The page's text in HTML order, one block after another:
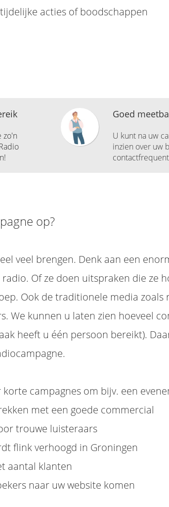
acties of boodschappen
zo'n
Goed
U kunt na uw
inzien over uw
op?
veel brengen. Denk aan een
Of ze doen uitspraken die
Ook de traditionele media
We kunnen u laten zien hoeveel
heeft u één persoon bereikt).
korte campagnes om bijv. een
met een goede commercial
trouwe luisteraars
flink verhoogd in Groningen
aantal klanten
naar uw website komen